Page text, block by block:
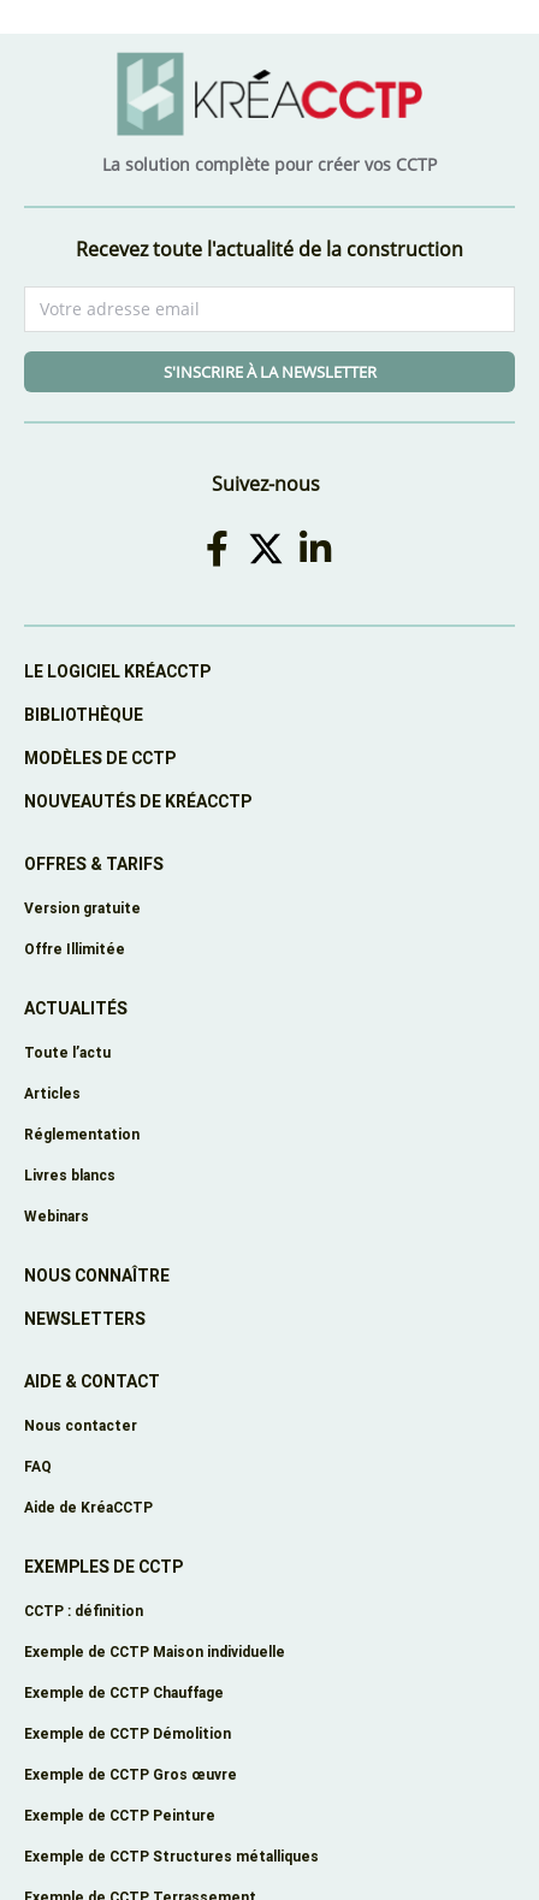
La solution complète pour créer vos CCTP
Recevez toute l'actualité de la construction
S'INSCRIRE À LA NEWSLETTER
Suivez-nous
LE LOGICIEL KRÉACCTP
BIBLIOTHÈQUE
MODÈLES DE CCTP
NOUVEAUTÉS DE KRÉACCTP
OFFRES & TARIFS
Version gratuite
Offre Illimitée
ACTUALITÉS
Toute l’actu
Articles
Réglementation
Livres blancs
Webinars
NOUS CONNAÎTRE
NEWSLETTERS
AIDE & CONTACT
Nous contacter
FAQ
Aide de KréaCCTP
EXEMPLES DE CCTP
CCTP : définition
Exemple de CCTP Maison individuelle
Exemple de CCTP Chauffage
Exemple de CCTP Démolition
Exemple de CCTP Gros œuvre
Exemple de CCTP Peinture
Exemple de CCTP Structures métalliques